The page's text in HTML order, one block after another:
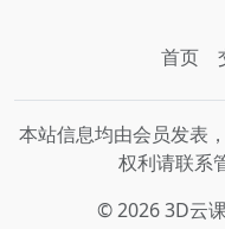
首页
本站信息均由会员发表
权利请联系
© 2026 3D云